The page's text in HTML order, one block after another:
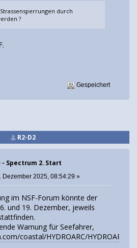
durch
?
Gespeichert
R2-D2
- Spectrum 2. Start
Dezember 2025, 08:54:29 »
im NSF-Forum könnte der
und 19. Dezember, jeweils
Warnung für Seefahrer,
coastal/HYDROARC/HYDROARC/